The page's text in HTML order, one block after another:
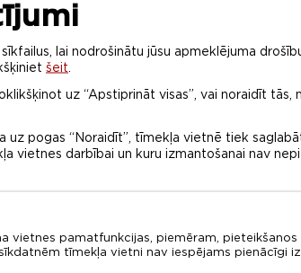
medicīnas koledža
lai nodrošinātu jūsu apmeklējuma
šeit
uz “Apstiprināt visas”, vai noraidīt tās,
uz pogas “Noraidīt”, tīmekļa vietnē tiek
vietnes darbībai un kuru izmantošanai nav
vietnes pamatfunkcijas, piemēram, pieteikšanos
tīmekļa vietni nav iespējams pienācīgi